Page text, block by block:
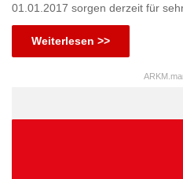
01.01.2017 sorgen derzeit für
Weiterlesen >>